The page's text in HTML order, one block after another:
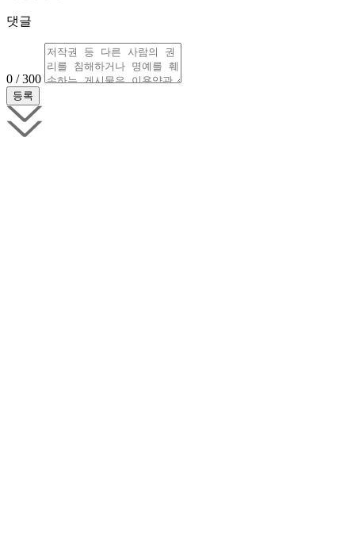
댓글
0 / 300